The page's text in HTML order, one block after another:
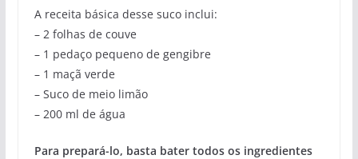
A receita básica desse suco inclui:
– 2 folhas de couve
– 1 pedaço pequeno de gengibre
– 1 maçã verde
– Suco de meio limão
– 200 ml de água
Para prepará-lo, basta bater todos os ingredientes